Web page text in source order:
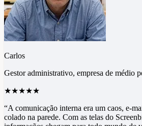
Carlos
Gestor administrativo, empresa de médio
★★★★★
“A comunicação interna era um caos, e-
colado na parede. Com as telas do